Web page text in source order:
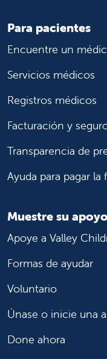
Para pacientes
Encuentre un
Servicios médicos
Registros médicos
Facturación y
Transparencia de
Ayuda para pagar la
Muestre su apoyo
Apoye a Valley
Formas de ayudar
Voluntario
Únase o inicie una
Done ahora